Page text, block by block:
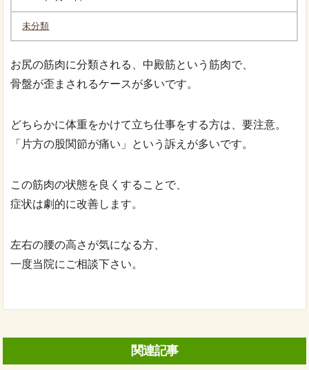
未分類
お尻の筋肉に分類される、中殿筋という筋肉で、
骨盤が歪まされるケースが多いです。
どちらかに体重をかけて立ち仕事をする方は、要注意。
「片方の股関節が痛い」という訴えが多いです。
この筋肉の状態を良くすることで、
症状は劇的に改善します。
左右の腰の高さが気になる方、
一度当院にご相談下さい。
関連記事